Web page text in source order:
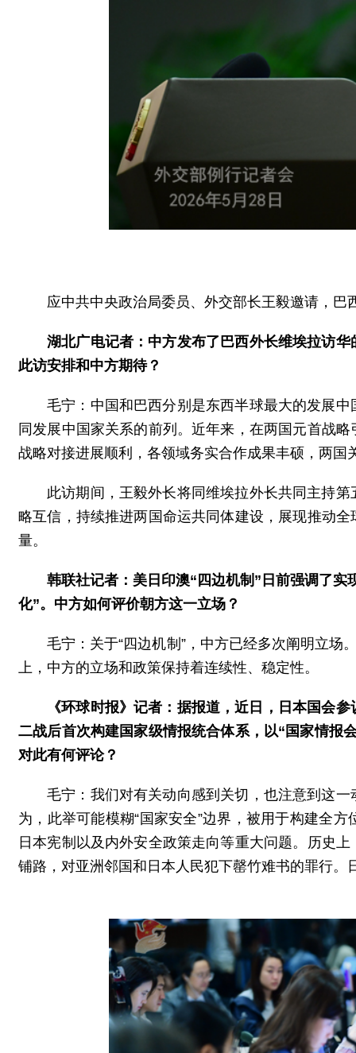
应中共中央政治局委员、外交部长王毅邀请，
湖北广电记者：中方发布了巴西外长维埃拉访
此访安排和中方期待？
毛宁：中国和巴西分别是东西半球最大的发展
同发展中国家关系的前列。近年来，在两国元首战
战略对接进展顺利，各领域务实合作成果丰硕，两
此访期间，王毅外长将同维埃拉外长共同主持
略互信，持续推进两国命运共同体建设，展现推动
量。
韩联社记者：美日印澳“四边机制”日前强调了
化”。中方如何评价朝方这一立场？
毛宁：关于“四边机制”，中方已经多次阐明立场
上，中方的立场和政策保持着连续性、稳定性。
《环球时报》记者：据报道，近日，日本国会
二战后首次构建国家级情报统合体系，以“国家情报
对此有何评论？
毛宁：我们对有关动向感到关切，也注意到这
为，此举可能模糊“国家安全”边界，被用于构建全
日本宪制以及内外安全政策走向等重大问题。历史
铺路，对亚洲邻国和日本人民犯下罄竹难书的罪行